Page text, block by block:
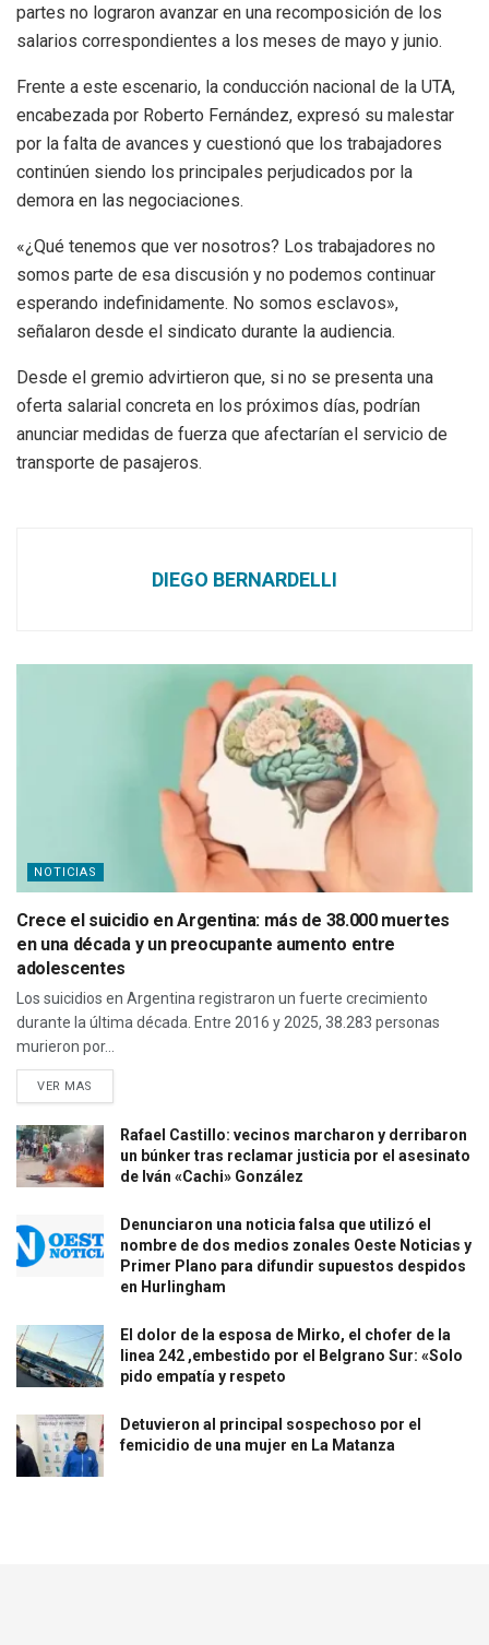
partes no lograron avanzar en una recomposición de los
salarios correspondientes a los meses de mayo y junio.
Frente a este escenario, la conducción nacional de la UTA,
encabezada por Roberto Fernández, expresó su malestar
por la falta de avances y cuestionó que los trabajadores
continúen siendo los principales perjudicados por la
demora en las negociaciones.
«¿Qué tenemos que ver nosotros? Los trabajadores no
somos parte de esa discusión y no podemos continuar
esperando indefinidamente. No somos esclavos»,
señalaron desde el sindicato durante la audiencia.
Desde el gremio advirtieron que, si no se presenta una
oferta salarial concreta en los próximos días, podrían
anunciar medidas de fuerza que afectarían el servicio de
transporte de pasajeros.
DIEGO BERNARDELLI
NOTICIAS
Crece el suicidio en Argentina: más de 38.000 muertes
en una década y un preocupante aumento entre
adolescentes
Los suicidios en Argentina registraron un fuerte crecimiento
durante la última década. Entre 2016 y 2025, 38.283 personas
murieron por...
VER MAS
Rafael Castillo: vecinos marcharon y derribaron
un búnker tras reclamar justicia por el asesinato
de Iván «Cachi» González
Denunciaron una noticia falsa que utilizó el
nombre de dos medios zonales Oeste Noticias y
Primer Plano para difundir supuestos despidos
en Hurlingham
El dolor de la esposa de Mirko, el chofer de la
linea 242 ,embestido por el Belgrano Sur: «Solo
pido empatía y respeto
Detuvieron al principal sospechoso por el
femicidio de una mujer en La Matanza